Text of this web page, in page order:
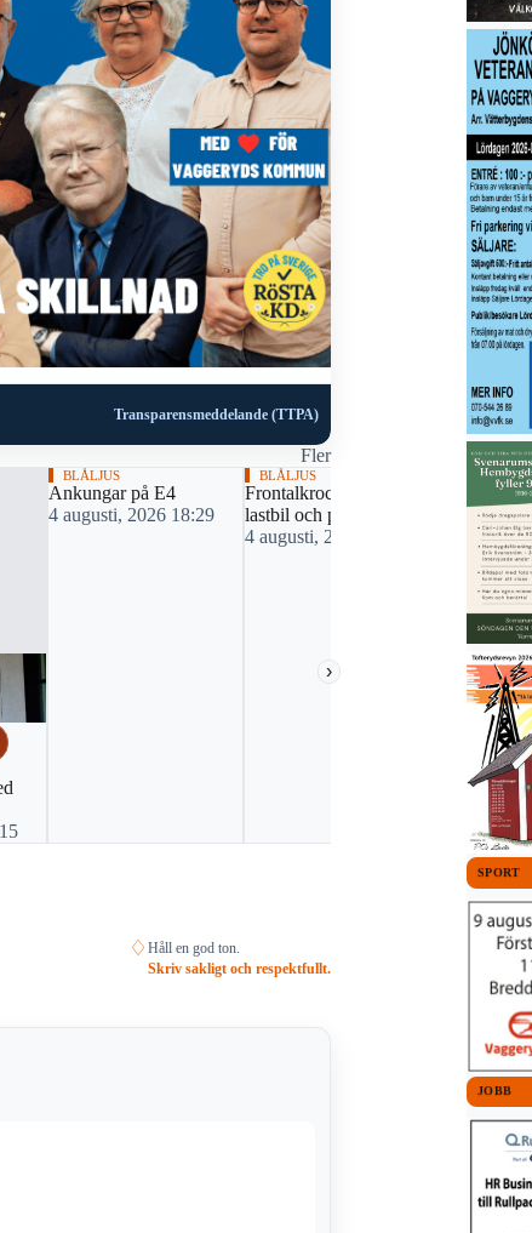
Transparensmeddelande (TTPA)
Fler
›
BLÅLJUS
Ankungar på E4
4 augusti, 2026 18:29
BLÅLJUS
Frontalkrock mellan
lastbil och personbil
4 augusti, 2026 09:20
NYHETER
Ko
3 augusti,
♢ Håll en god ton.
Skriv sakligt och respektfullt.
SPORT
JOBB